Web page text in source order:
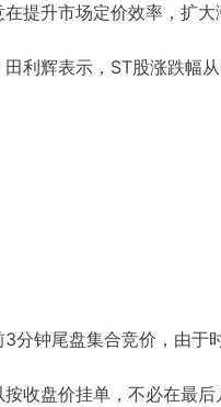
提升市场定价效率，扩
利辉表示，ST股涨跌幅
分钟尾盘集合竞价，由
收盘价挂单，不必在最后